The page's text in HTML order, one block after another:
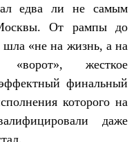
едва ли не самым
От рампы до
«не на жизнь, а на
жесткое
финальный
которого на
даже